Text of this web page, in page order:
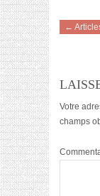
←
Votre
champs